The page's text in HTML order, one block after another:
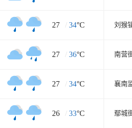
27 / 34°C 刘猴
27 / 36°C 南营
27 / 34°C 襄南
26 / 33°C 鄢城